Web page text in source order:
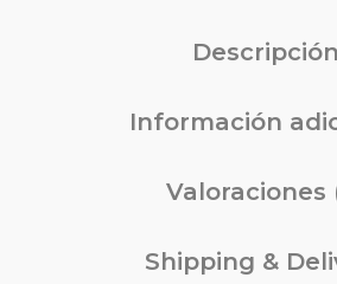
Descripción
Información
Valoraciones
Shipping &